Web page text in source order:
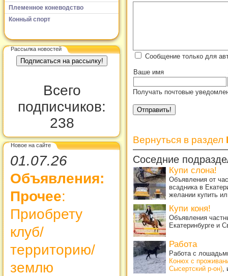
Племенное коневодство
Конный спорт
Рассылка новостей
Всего
подписчиков:
238
Новое на сайте
01.07.26
Объявления:
Прочее:
Приобрету
клуб/
территорию/
землю
Сообщение только для
Ваше имя
Получать почтовые
Вернуться в раздел
Соседние
Купи слона!
Объявления от
всадника в
желании купить
Купи коня!
Объявления
Екатеринбурге и
Работа
Работа с
Конюх с
Сысертский р-он)